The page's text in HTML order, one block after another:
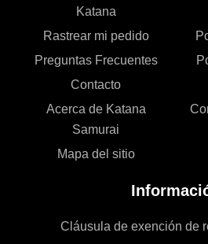
Katana
Rastrear mi pedido
Preguntas Frecuentes
Contacto
Acerca de Katana
Samurai
Mapa del sitio
Cláusula de exención de